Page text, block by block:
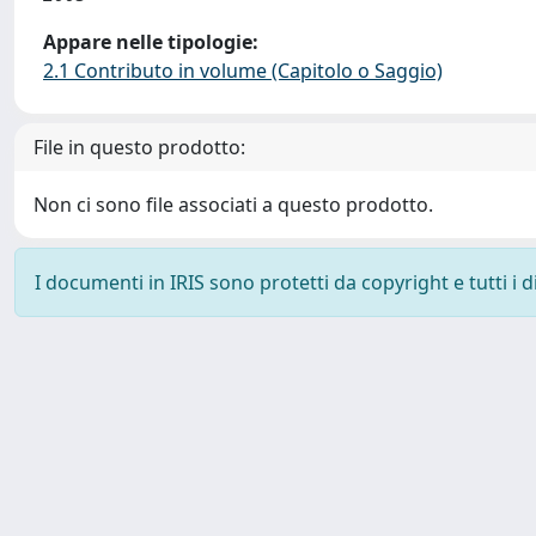
Appare nelle tipologie:
2.1 Contributo in volume (Capitolo o Saggio)
File in questo prodotto:
Non ci sono file associati a questo prodotto.
I documenti in IRIS sono protetti da copyright e tutti i